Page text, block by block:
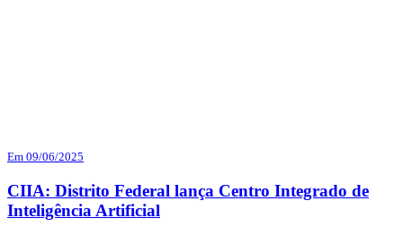
Em 09/06/2025
CIIA: Distrito Federal lança Centro Integrado de
Inteligência Artificial